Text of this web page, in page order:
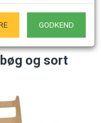
og sort
GODKEND